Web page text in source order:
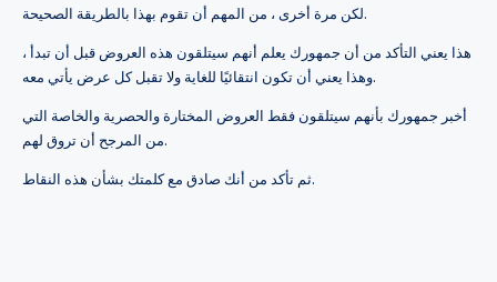
لكن مرة أخرى ، من المهم أن تقوم بهذا بالطريقة الصحيحة.
هذا يعني التأكد من أن جمهورك يعلم أنهم سيتلقون هذه العروض قبل أن تبدأ ،
وهذا يعني أن تكون انتقائيًا للغاية ولا تقبل كل عرض يأتي معه.
أخبر جمهورك بأنهم سيتلقون فقط العروض المختارة والحصرية والخاصة التي
من المرجح أن تروق لهم.
ثم تأكد من أنك صادق مع كلمتك بشأن هذه النقاط.